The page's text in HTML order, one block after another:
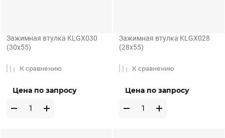
Зажимная втулка KLGX030
(30x55)
Цена по запросу
К сравнению
Зажимная втулка KLGX028
(28x55)
Цена по запросу
К сравнению